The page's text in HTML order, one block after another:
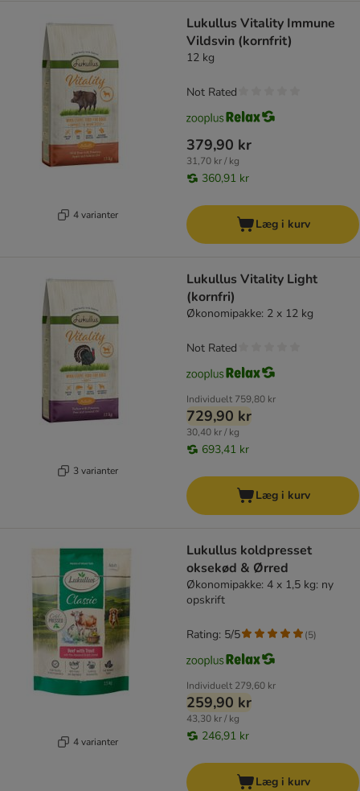
4 varianter
Lukullus Vitality Immune
Vildsvin (kornfrit)
12 kg
379,90 kr
31,70 kr / kg
360,91 kr
Not Rated
Læg i kurv
3 varianter
Lukullus Vitality Light
(kornfri)
Økonomipakke: 2 x 12 kg
Individuelt 759,80 kr
729,90 kr
30,40 kr / kg
693,41 kr
Not Rated
Læg i kurv
4 varianter
Lukullus koldpresset
oksekød & Ørred
Økonomipakke: 4 x 1,5 kg: ny
opskrift
Individuelt 279,60 kr
259,90 kr
43,30 kr / kg
246,91 kr
Rating: 5/5 (5)
Læg i kurv